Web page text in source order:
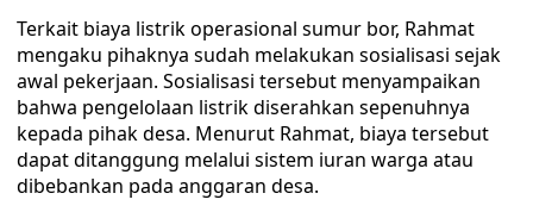
Terkait biaya listrik operasional sumur bor, Rahmat
mengaku pihaknya sudah melakukan sosialisasi sejak
awal pekerjaan. Sosialisasi tersebut menyampaikan
bahwa pengelolaan listrik diserahkan sepenuhnya
kepada pihak desa. Menurut Rahmat, biaya tersebut
dapat ditanggung melalui sistem iuran warga atau
dibebankan pada anggaran desa.